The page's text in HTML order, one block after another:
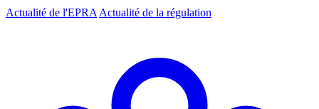
Actualité de l'EPRA Actualité de la régulation